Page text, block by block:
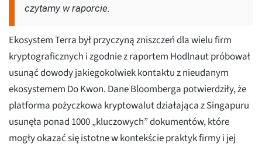
czytamy w raporcie.
Ekosystem Terra był przyczyną zniszczeń dla wielu firm
kryptograficznych i zgodnie z raportem Hodlnaut próbował
usunąć dowody jakiegokolwiek kontaktu z nieudanym
ekosystemem Do Kwon. Dane Bloomberga potwierdziły, że
platforma pożyczkowa kryptowalut działająca z Singapuru
usunęła ponad 1000 „kluczowych” dokumentów, które
mogły okazać się istotne w kontekście praktyk firmy i jej